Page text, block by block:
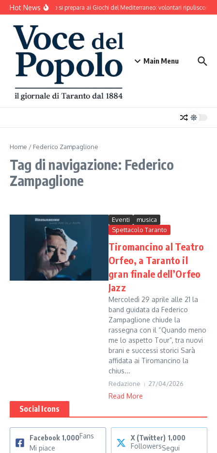
Salta al contenuto
Hot NewsTaranto si prepara ai Giochi del Mediterraneo: volontari ripuliscono
Main Menu
Home / Federico Zampaglione
Tag di navigazione: Federico
Zampaglione
Eventi
musica
Spettacolo Taranto
Tiromancino al Teatro
Orfeo, a Taranto il
gran finale dell’Orfeo
Jazz
Mercoledì 29 aprile alle 21 la
band guidata da Federico
Zampaglione chiude la
rassegna con il “Quando meno
me lo aspetto Tour”, tra nuovi
brani e successi storici Sarà
affidata ai Tiromancino la
chius...
Redazione 27/04/2026
Read More
Social Icons
Facebook 1,000Fans
Mi piace
X (Twitter) 1,000
FollowersSegui